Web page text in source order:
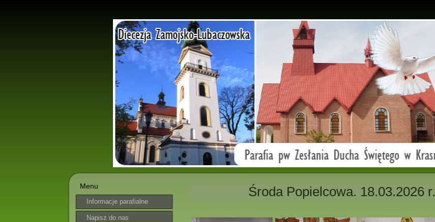
Menu
Informacje parafialne
Napisz do nas
Środa Popielcowa. 18.03.2026 r.